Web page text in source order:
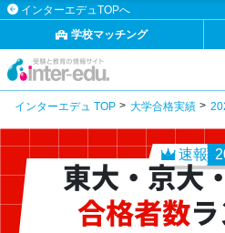
インターエデュTOPへ
学校マッチング
インターエデュ TOP 大学合格実績
速報
東大・京大
合格者数